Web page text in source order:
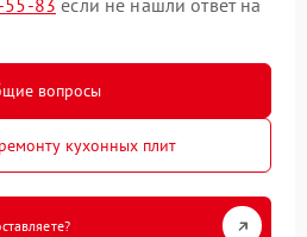
55-83 если не нашли ответ на
вопросы
кухонных плит